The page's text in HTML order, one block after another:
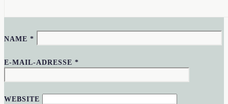
NAME*
E-MAIL-ADRESSE*
WEBSITE